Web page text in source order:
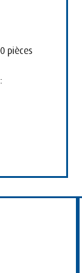
pièces